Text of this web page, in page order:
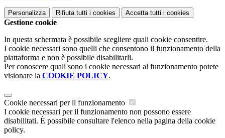
Personalizza Rifiuta tutti i cookies Accetta tutti i cookies
Gestione cookie
In questa schermata è possibile scegliere quali cookie consentire.
I cookie necessari sono quelli che consentono il funzionamento della
piattaforma e non è possibile disabilitarli.
Per conoscere quali sono i cookie necessari al funzionamento potete
visionare la COOKIE POLICY.
Cookie necessari per il funzionamento
I cookie necessari per il funzionamento non possono essere
disabilitati. È possibile consultare l'elenco nella pagina della cookie
policy.